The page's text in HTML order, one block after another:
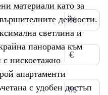
материали като за
дейности.
светлина и
панорама към
с нискоетажно
апартаменти
с удобен достъп
%
€
%